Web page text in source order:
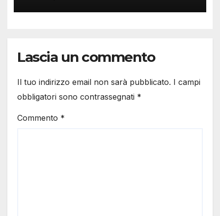
Lascia un commento
Il tuo indirizzo email non sarà pubblicato. I campi
obbligatori sono contrassegnati *
Commento *